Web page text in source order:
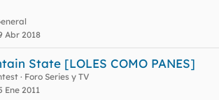
Abr 2018
State [LOLES COMO PANES]
Foro Series y TV
Ene 2011